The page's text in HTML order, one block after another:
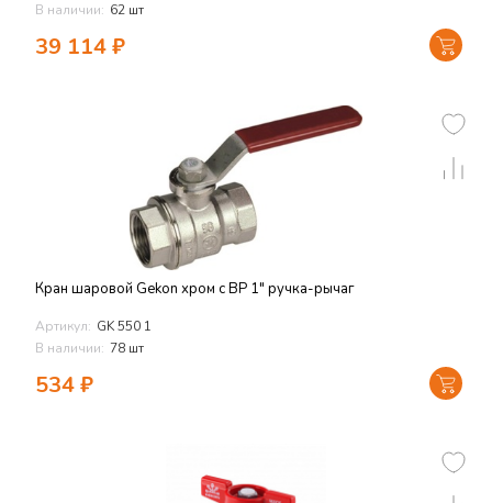
В наличии: 62 шт
39 114₽
Кран шаровой Gekon хром с ВР 1" ручка-рычаг
Артикул: GK 550 1
В наличии: 78 шт
534₽